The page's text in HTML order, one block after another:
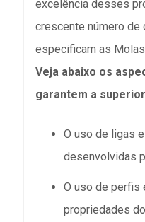
excelência desses
crescente número
especificam as
Veja abaixo os
garantem a
O uso de ligas
desenvolvidas
O uso de perfis
propriedades